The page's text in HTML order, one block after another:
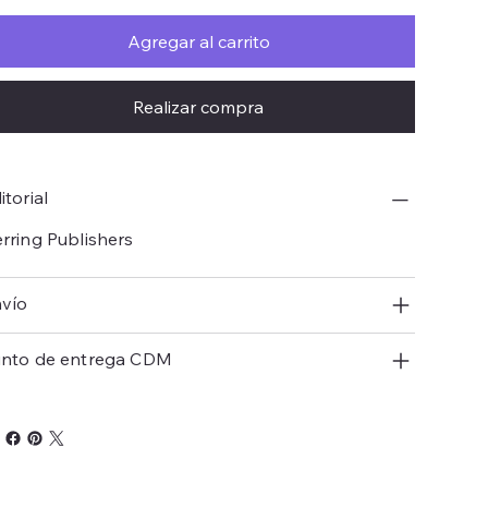
Agregar al carrito
Realizar compra
Publishers
de entrega CDM